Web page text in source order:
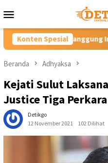
ke
Mobile
Konten Spesial
Internasional
Beranda Adhyaksa
Kejati Sulut
Justice Tiga
Detikgo
12 November 2021
102 Dilihat